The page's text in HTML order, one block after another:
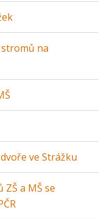
na
ve Strážku
ZŠ a MŠ se